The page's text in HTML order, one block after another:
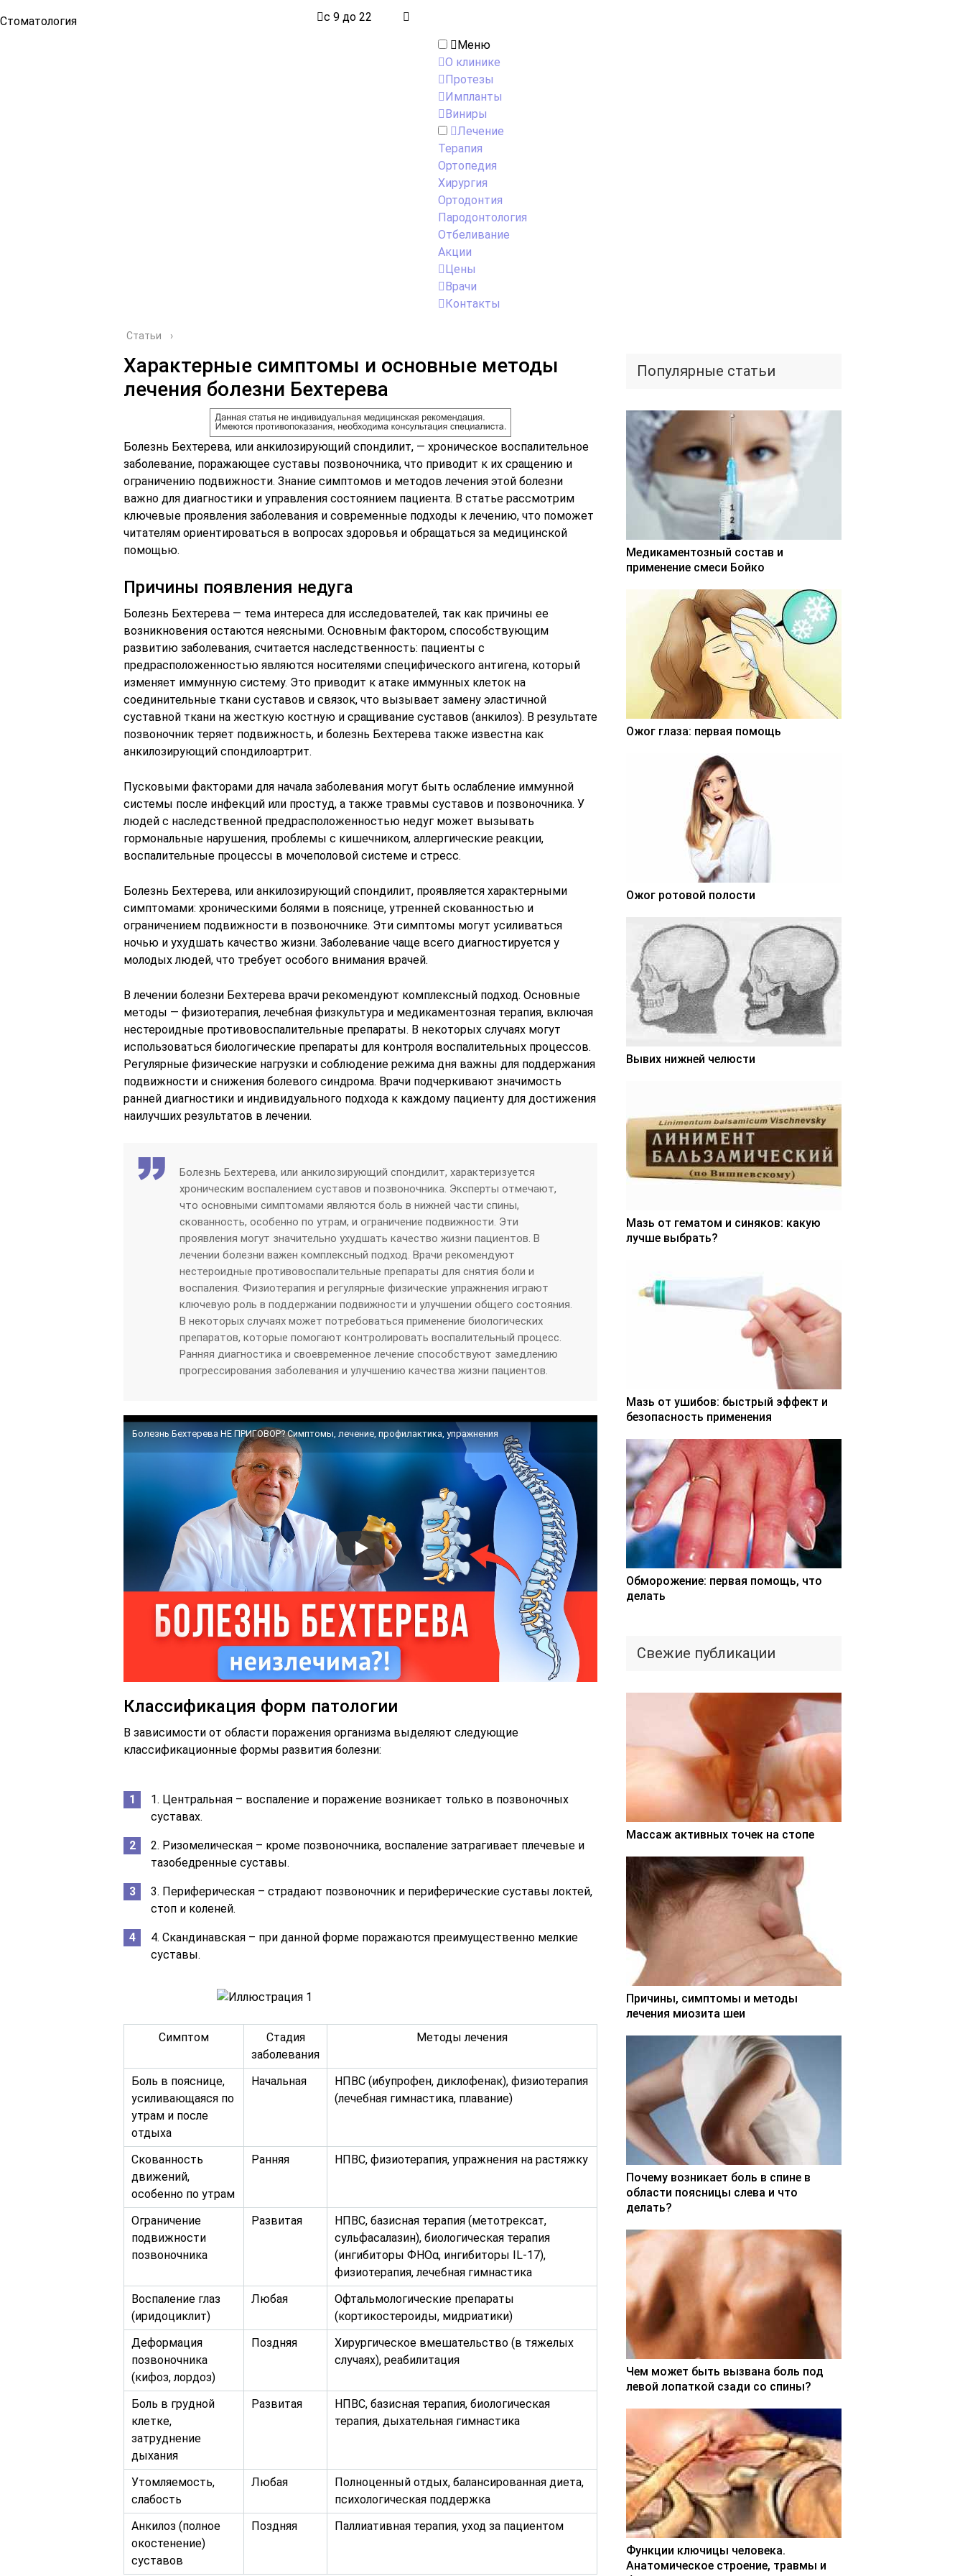
Стоматология с 9 до 22
Меню
О клинике
Протезы
Импланты
Виниры
Лечение
Терапия
Ортопедия
Хирургия
Ортодонтия
Пародонтология
Отбеливание
Акции
Цены
Врачи
Контакты
Статьи ›
Характерные симптомы и основные методы
лечения болезни Бехтерева
Болезнь Бехтерева, или анкилозирующий спондилит, — хроническое воспалительное
заболевание, поражающее суставы позвоночника, что приводит к их сращению и
ограничению подвижности. Знание симптомов и методов лечения этой болезни
важно для диагностики и управления состоянием пациента. В статье рассмотрим
ключевые проявления заболевания и современные подходы к лечению, что поможет
читателям ориентироваться в вопросах здоровья и обращаться за медицинской
помощью.
Причины появления недуга
Болезнь Бехтерева — тема интереса для исследователей, так как причины ее
возникновения остаются неясными. Основным фактором, способствующим
развитию заболевания, считается наследственность: пациенты с
предрасположенностью являются носителями специфического антигена, который
изменяет иммунную систему. Это приводит к атаке иммунных клеток на
соединительные ткани суставов и связок, что вызывает замену эластичной
суставной ткани на жесткую костную и сращивание суставов (анкилоз). В результате
позвоночник теряет подвижность, и болезнь Бехтерева также известна как
анкилозирующий спондилоартрит.
Пусковыми факторами для начала заболевания могут быть ослабление иммунной
системы после инфекций или простуд, а также травмы суставов и позвоночника. У
людей с наследственной предрасположенностью недуг может вызывать
гормональные нарушения, проблемы с кишечником, аллергические реакции,
воспалительные процессы в мочеполовой системе и стресс.
Болезнь Бехтерева, или анкилозирующий спондилит, проявляется характерными
симптомами: хроническими болями в пояснице, утренней скованностью и
ограничением подвижности в позвоночнике. Эти симптомы могут усиливаться
ночью и ухудшать качество жизни. Заболевание чаще всего диагностируется у
молодых людей, что требует особого внимания врачей.
В лечении болезни Бехтерева врачи рекомендуют комплексный подход. Основные
методы — физиотерапия, лечебная физкультура и медикаментозная терапия, включая
нестероидные противовоспалительные препараты. В некоторых случаях могут
использоваться биологические препараты для контроля воспалительных процессов.
Регулярные физические нагрузки и соблюдение режима дня важны для поддержания
подвижности и снижения болевого синдрома. Врачи подчеркивают значимость
ранней диагностики и индивидуального подхода к каждому пациенту для достижения
наилучших результатов в лечении.
Болезнь Бехтерева, или анкилозирующий спондилит, характеризуется
хроническим воспалением суставов и позвоночника. Эксперты отмечают,
что основными симптомами являются боль в нижней части спины,
скованность, особенно по утрам, и ограничение подвижности. Эти
проявления могут значительно ухудшать качество жизни пациентов. В
лечении болезни важен комплексный подход. Врачи рекомендуют
нестероидные противовоспалительные препараты для снятия боли и
воспаления. Физиотерапия и регулярные физические упражнения играют
ключевую роль в поддержании подвижности и улучшении общего состояния.
В некоторых случаях может потребоваться применение биологических
препаратов, которые помогают контролировать воспалительный процесс.
Ранняя диагностика и своевременное лечение способствуют замедлению
прогрессирования заболевания и улучшению качества жизни пациентов.
Болезнь Бехтерева НЕ ПРИГОВОР? Симптомы, лечение, профилактика, упражнения
Классификация форм патологии
В зависимости от области поражения организма выделяют следующие
классификационные формы развития болезни:
1. Центральная – воспаление и поражение возникает только в позвоночных
суставах.
2. Ризомелическая – кроме позвоночника, воспаление затрагивает плечевые и
тазобедренные суставы.
3. Периферическая – страдают позвоночник и периферические суставы локтей,
стоп и коленей.
4. Скандинавская – при данной форме поражаются преимущественно мелкие
суставы.
Симптом
Стадия
заболевания
Методы лечения
Боль в пояснице,
усиливающаяся по
утрам и после
отдыха
Начальная
НПВС (ибупрофен, диклофенак), физиотерапия
(лечебная гимнастика, плавание)
Скованность
движений,
особенно по утрам
Ранняя НПВС, физиотерапия, упражнения на растяжку
Ограничение
подвижности
позвоночника
Развитая
НПВС, базисная терапия (метотрексат,
сульфасалазин), биологическая терапия
(ингибиторы ФНОα, ингибиторы IL-17),
физиотерапия, лечебная гимнастика
Воспаление глаз
(иридоциклит)
Любая
Офтальмологические препараты
(кортикостероиды, мидриатики)
Деформация
позвоночника
(кифоз, лордоз)
Поздняя
Хирургическое вмешательство (в тяжелых
случаях), реабилитация
Боль в грудной
клетке,
затруднение
дыхания
Развитая
НПВС, базисная терапия, биологическая
терапия, дыхательная гимнастика
Утомляемость,
слабость
Любая
Полноценный отдых, балансированная диета,
психологическая поддержка
Анкилоз (полное
окостенение)
суставов
Поздняя Паллиативная терапия, уход за пациентом
Популярные статьи
Медикаментозный состав и
применение смеси Бойко
Ожог глаза: первая помощь
Ожог ротовой полости
Вывих нижней челюсти
Мазь от гематом и синяков: какую
лучше выбрать?
Мазь от ушибов: быстрый эффект и
безопасность применения
Обморожение: первая помощь, что
делать
Свежие публикации
Массаж активных точек на стопе
Причины, симптомы и методы
лечения миозита шеи
Почему возникает боль в спине в
области поясницы слева и что
делать?
Чем может быть вызвана боль под
левой лопаткой сзади со спины?
Функции ключицы человека.
Анатомическое строение, травмы и